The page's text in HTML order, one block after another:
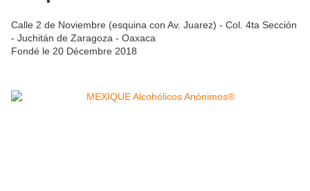
Calle 2 de Noviembre (esquina con Av. Juarez) - Col. 4ta Sección
- Juchitán de Zaragoza - Oaxaca
Fondé le 20 Décembre 2018